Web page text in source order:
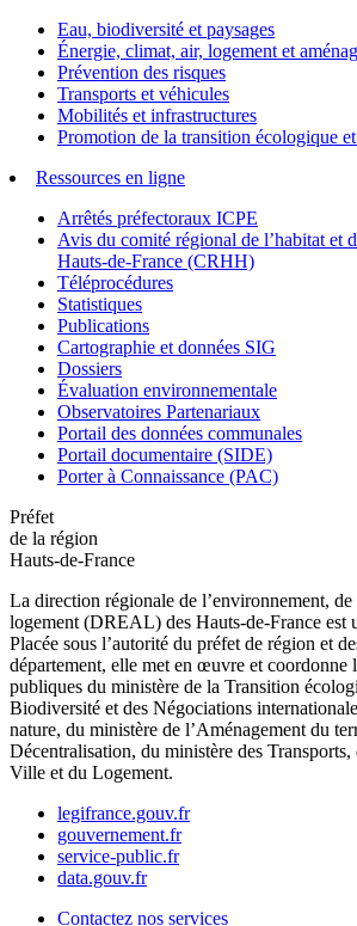
Eau, biodiversité et paysages
Énergie, climat, air, logement et
Prévention des risques
Transports et véhicules
Mobilités et infrastructures
Promotion de la transition écologique
Ressources en ligne
Arrêtés préfectoraux ICPE
Avis du comité régional de l’habitat et
Hauts-de-France (CRHH)
Téléprocédures
Statistiques
Publications
Cartographie et données SIG
Dossiers
Évaluation environnementale
Observatoires Partenariaux
Portail des données communales
Portail documentaire (SIDE)
Porter à Connaissance (PAC)
Préfet
de la région
Hauts-de-France
La direction régionale de l’environnement, de
logement (DREAL) des Hauts-de-France est
Placée sous l’autorité du préfet de région et
département, elle met en œuvre et coordonne
publiques du ministère de la Transition
Biodiversité et des Négociations
nature, du ministère de l’Aménagement du
Décentralisation, du ministère des Transports,
Ville et du Logement.
legifrance.gouv.fr
gouvernement.fr
service-public.fr
data.gouv.fr
Contactez nos services